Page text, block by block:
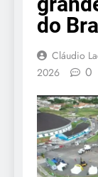
do
Cláudio
2026
0